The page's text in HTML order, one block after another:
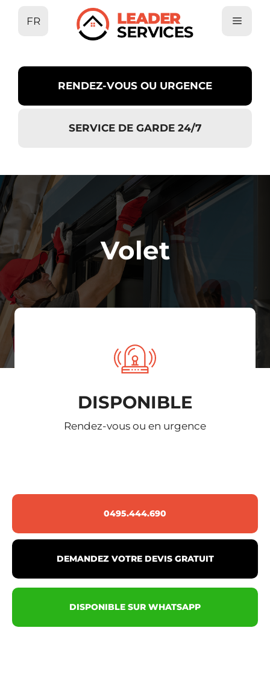
FR
RENDEZ-VOUS OU URGENCE
SERVICE DE GARDE 24/7
Volet
DISPONIBLE
Rendez-vous ou en urgence
0495.444.690
DEMANDEZ VOTRE DEVIS GRATUIT
DISPONIBLE SUR WHATSAPP